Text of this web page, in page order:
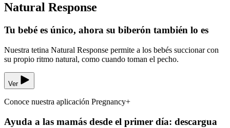
Natural Response
Tu bebé es único, ahora su biberón también lo es
Nuestra tetina Natural Response permite a los bebés succionar con
su propio ritmo natural, como cuando toman el pecho.
Ver
Conoce nuestra aplicación Pregnancy+
Ayuda a las mamás desde el primer día: descargua